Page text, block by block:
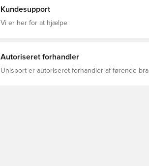
Kundesupport
Vi er her for at hjælpe
Autoriseret forhandler
Unisport er autoriseret forhandler af førende